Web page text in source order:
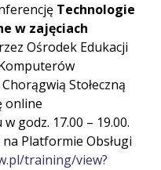
Technologie
w zajęciach
Ośrodek Edukacji
Stołeczną
online
godz. 17.00 – 19.00.
Platformie Obsługi
training/view?